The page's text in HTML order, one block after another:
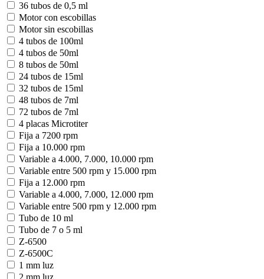
36 tubos de 0,5 ml
Motor con escobillas
Motor sin escobillas
4 tubos de 100ml
4 tubos de 50ml
8 tubos de 50ml
24 tubos de 15ml
32 tubos de 15ml
48 tubos de 7ml
72 tubos de 7ml
4 placas Microtiter
Fija a 7200 rpm
Fija a 10.000 rpm
Variable a 4.000, 7.000, 10.000 rpm
Variable entre 500 rpm y 15.000 rpm
Fija a 12.000 rpm
Variable a 4.000, 7.000, 12.000 rpm
Variable entre 500 rpm y 12.000 rpm
Tubo de 10 ml
Tubo de 7 o 5 ml
Z-6500
Z-6500C
1 mm luz